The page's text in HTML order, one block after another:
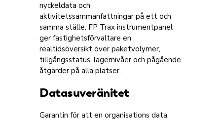
nyckeldata och
aktivitetssammanfattningar på ett och
samma ställe. FP Trax instrumentpanel
ger fastighetsförvaltare en
realtidsöversikt över paketvolymer,
tillgångsstatus, lagernivåer och pågående
åtgärder på alla platser.
Datasuveränitet
Garantin för att en organisations data